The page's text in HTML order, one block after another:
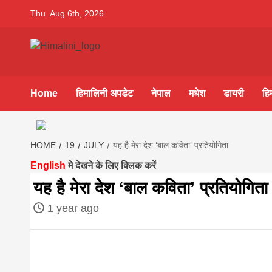
Thu. Aug 6th, 2026
hindi
||madhesh
first hindi
Home
हिमालिनी अपडेट नेपाल मधेश डायरी
HOME 19 JULY यह है मेरा देश ‘बाल कविता’ प्रतियोगिता
English मे देखने के लिए क्लिक करें
यह है मेरा देश ‘बाल कविता’ प्रतियोगिता
1 year ago